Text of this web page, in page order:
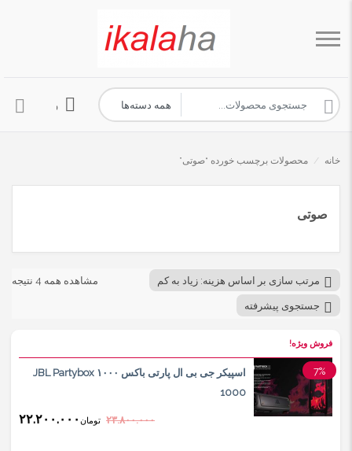
ورود به
خانه / محصولات برچسب خورده “صوتی”
صوتی
مشاهده همه 4 نتیجه مرتب سازی بر اساس هزینه: زیاد به کم
جستجوی پیشرفته
فروش ویژه!
اسپیکر جی بی ال پارتی باکس ۱۰۰۰ JBL Partybox
1000
7%
۲۳.۸۰۰.۰۰۰ تومان ۲۲.۲۰۰.۰۰۰